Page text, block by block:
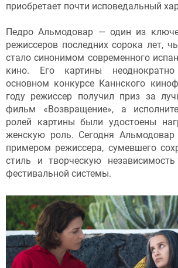
приобретает почти исповедальный
Педро Альмодовар — один из
режиссеров последних сорока лет,
стало синонимом современного
кино. Его картины
основном конкурсе Каннского
году режиссер получил приз за
фильм «Возвращение», а
ролей картины были удостоены
женскую роль. Сегодня Альмодовар
примером режиссера, сумевшего
стиль и творческую
фестивальной системы.